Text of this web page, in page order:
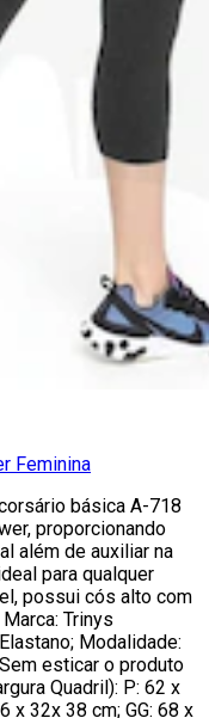
Feminina
básica A-718
proporcionando
além de auxiliar na
para qualquer
possui cós alto com
Trinys
Modalidade:
esticar o produto
Quadril): P: 62 x
x 32x 38 cm; GG: 68 x